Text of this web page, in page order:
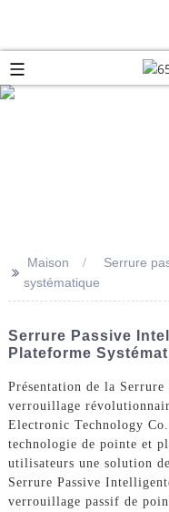
>> Maison
Serrure
systématique
Serrure Passive
Plateforme
Présentation de la Serrure
verrouillage
Electronic Technology
technologie de pointe et
utilisateurs une solution
Serrure Passive
verrouillage passif de